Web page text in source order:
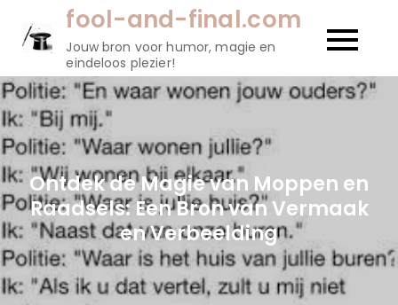
gaan
fool-and-final.com
Jouw bron voor humor, magie en
eindeloos plezier!
Ontdek de Magie van Moppen en
Raadsels: Een Bron van Vermaak
en Verbeelding